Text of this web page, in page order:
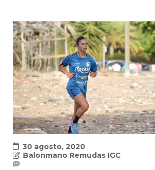
30 agosto, 2020
Balonmano Remudas IGC